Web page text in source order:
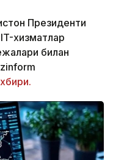
Президенти
хизматлар
билан